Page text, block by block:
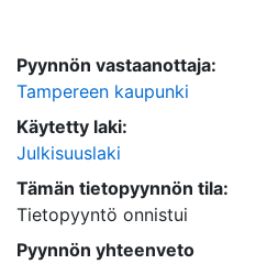
Pyynnön vastaanottaja:
Tampereen kaupunki
Käytetty laki:
Julkisuuslaki
Tämän tietopyynnön tila:
Tietopyyntö onnistui
Pyynnön yhteenveto